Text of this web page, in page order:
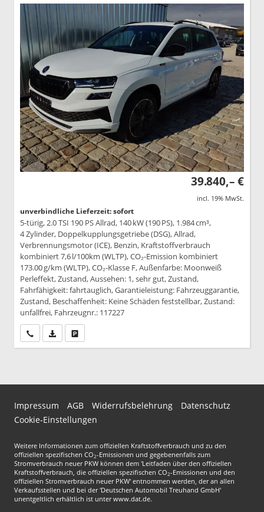
39.840,– €
incl. 19% MwSt.
unverbindliche Lieferzeit: sofort
5-türig, 2.0 TSI 190 PS Allrad, 140 kW (190 PS), 1.984 cm³,
4 Zylinder, Doppelkupplungsgetriebe (DSG), Allrad,
Verbrennungsmotor (ICE), Benzin, Kraftstoffverbrauch
kombiniert 7,6 l/100km (WLTP), CO₂-Emission kombiniert
173.00 g/km (WLTP), CO₂-Klasse F, Außenfarbe: Moonweiß
Perleffekt, Zustand, Aussehen: 1, sehr gut, Zustand,
Fahrfähigkeit: fahrtauglich, Garantieleistung: Fahrzeuggarantie,
Zustand, Beschaffenheit: Keine Schäden feststellbar, Zustand:
unfallfrei, Fahrzeugnr.: 117227
Wir rufen Sie anPDF-Datei, Fahrzeugexposé drucken
Impressum AGB Widerrufsbelehrung
Datenschutz
Cookie-Einstellungen
Weitere Informationen zum offiziellen Kraftstoffverbrauch und zu den
offiziellen spezifischen CO2-Emissionen und gegebenenfalls zum
Stromverbrauch neuer PKW können dem 'Leitfaden über den offiziellen
Kraftstoffverbrauch, die offiziellen spezifischen CO2-Emissionen und den
offiziellen Stromverbrauch neuer PKW' entnommen werden, der an allen
Verkaufsstellen und bei der 'Deutschen Automobil Treuhand GmbH'
unentgeltlich erhältlich ist unter www.dat.de.